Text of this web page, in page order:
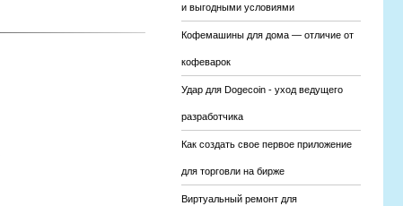
и выгодными условиями
Кофемашины для дома — отличие от
кофеварок
Удар для Dogecoin - уход ведущего
разработчика
Как создать свое первое приложение
для торговли на бирже
Виртуальный ремонт для